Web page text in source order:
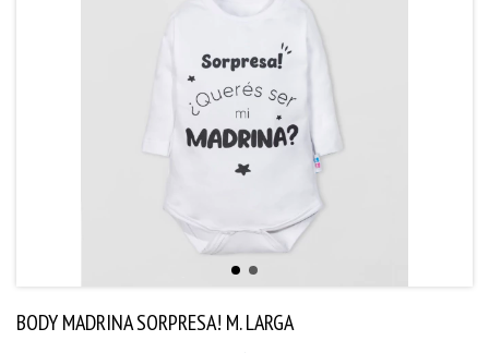
BODY MADRINA SORPRESA! M. LARGA